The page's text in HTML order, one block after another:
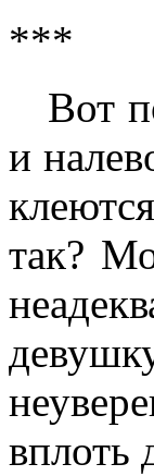
***
Вот
и
так?
вплоть